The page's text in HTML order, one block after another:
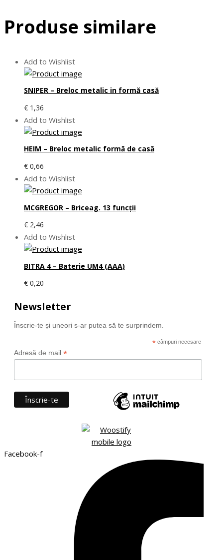
Produse similare
Add to Wishlist
SNIPER – Breloc metalic in formă casă
€ 1,36
Add to Wishlist
HEIM – Breloc metalic formă de casă
€ 0,66
Add to Wishlist
MCGREGOR – Briceag. 13 funcţii
€ 2,46
Add to Wishlist
BITRA 4 – Baterie UM4 (AAA)
€ 0,20
Newsletter
Înscrie-te și uneori s-ar putea să te surprindem.
* câmpuri necesare
Adresă de mail *
Facebook-f